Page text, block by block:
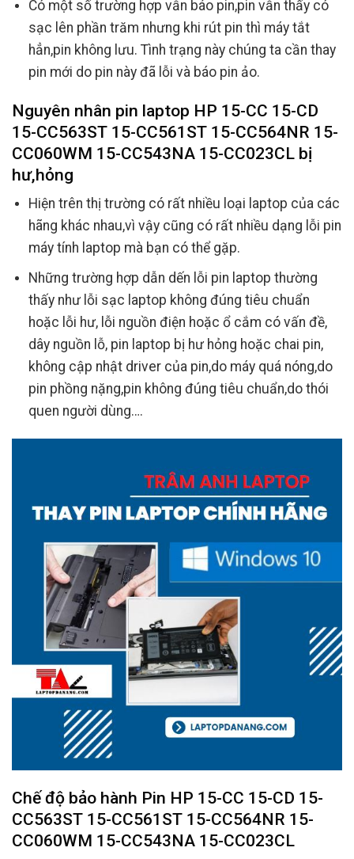
Có một số trường hợp vẫn báo pin,pin vẫn thấy có
sạc lên phần trăm nhưng khi rút pin thì máy tắt
hẳn,pin không lưu. Tình trạng này chúng ta cần thay
pin mới do pin này đã lỗi và báo pin ảo.
Nguyên nhân pin laptop HP 15-CC 15-CD
15-CC563ST 15-CC561ST 15-CC564NR 15-
CC060WM 15-CC543NA 15-CC023CL bị
hư,hỏng
Hiện trên thị trường có rất nhiều loại laptop của các
hãng khác nhau,vì vậy cũng có rất nhiều dạng lỗi pin
máy tính laptop mà bạn có thể gặp.
Những trường hợp dẫn dến lỗi pin laptop thường
thấy như lỗi sạc laptop không đúng tiêu chuẩn
hoặc lỗi hư, lỗi nguồn điện hoặc ổ cắm có vấn đề,
dây nguồn lỗ, pin laptop bị hư hỏng hoặc chai pin,
không cập nhật driver của pin,do máy quá nóng,do
pin phồng nặng,pin không đúng tiêu chuẩn,do thói
quen người dùng….
Chế độ bảo hành Pin HP 15-CC 15-CD 15-
CC563ST 15-CC561ST 15-CC564NR 15-
CC060WM 15-CC543NA 15-CC023CL